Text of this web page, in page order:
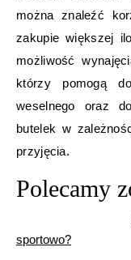
można znaleźć
zakupie większej
możliwość
którzy pomogą
weselnego oraz
butelek w
przyjęcia.
Polecamy
sportowo?